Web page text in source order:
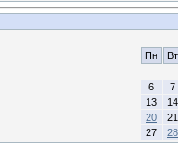
Пн Вт
6
7
13
14
20
21
27
28